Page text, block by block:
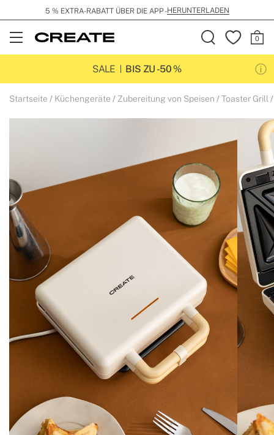
5 % EXTRA-RABATT ÜBER DIE APP -HERUNTERLADEN
Open
Menu
SALE
BIS ZU -50 %
Startseite Küchengeräte Zubereitung von Speisen Toaster Grill